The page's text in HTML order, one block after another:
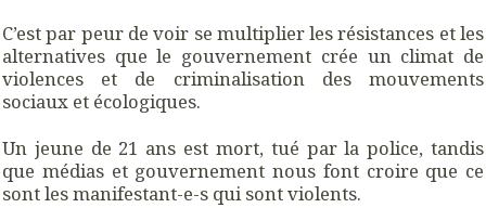
C’est par peur de voir se multiplier les résistances et les
alternatives que le gouvernement crée un climat de
violences et de criminalisation des mouvements
sociaux et écologiques.
Un jeune de 21 ans est mort, tué par la police, tandis
que médias et gouvernement nous font croire que ce
sont les manifestant-e-s qui sont violents.